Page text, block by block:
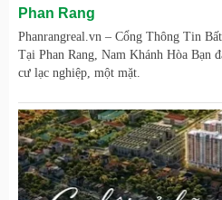
Phan Rang
Phanrangreal.vn – Cổng Thông Tin
Tại Phan Rang, Nam Khánh Hòa Bạn
cư lạc nghiệp, một mặt.